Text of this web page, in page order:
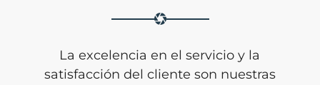
La excelencia en el servicio y la
satisfacción del cliente son nuestras